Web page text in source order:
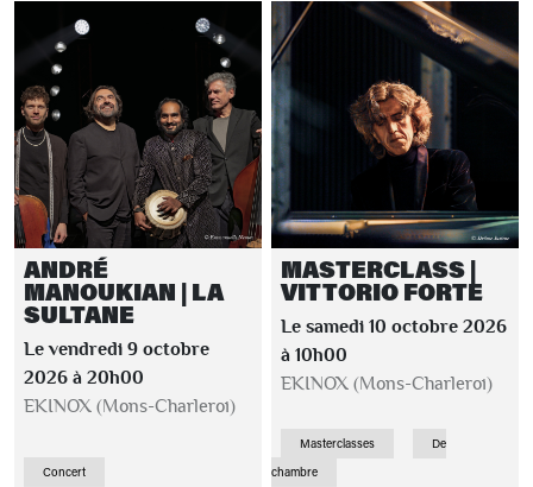
ANDRÉ
MANOUKIAN | LA
SULTANE
Le vendredi 9 octobre
2026 à 20h00
EKINOX (Mons-Charleroi)
Concert
MASTERCLASS |
VITTORIO FORTE
Le samedi 10 octobre 2026
à 10h00
EKINOX (Mons-Charleroi)
Masterclasses
De
chambre